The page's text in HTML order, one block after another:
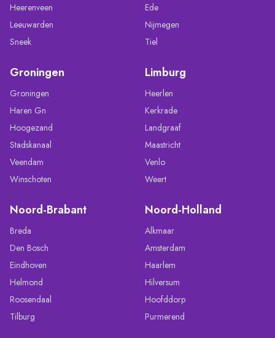
Heerenveen
Leeuwarden
Sneek
Ede
Nijmegen
Tiel
Groningen
Groningen
Haren Gn
Hoogezand
Stadskanaal
Veendam
Winschoten
Limburg
Heerlen
Kerkrade
Landgraaf
Maastricht
Venlo
Weert
Noord-Brabant
Breda
Den Bosch
Eindhoven
Helmond
Roosendaal
Tilburg
Noord-Holland
Alkmaar
Amsterdam
Haarlem
Hilversum
Hoofddorp
Purmerend